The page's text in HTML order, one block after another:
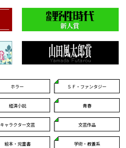
ホラー ＳＦ・ファンタジー
経済小説 青春
キャラクター文芸 文芸作品
絵本・児童書 学術・教養系